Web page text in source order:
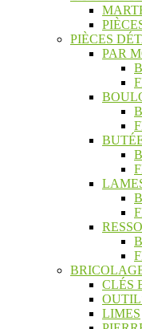
PIÈCES
PAR
CLÉS
LIMES